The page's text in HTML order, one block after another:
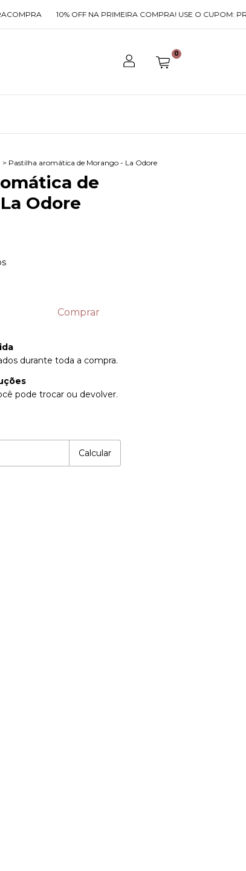
10% OFF NA PRIMEIRA COMPRA! USE O CUPOM:
0
> Pastilha aromática de Morango - La Odore
de
Odore
durante toda a compra.
pode trocar ou devolver.
Calcular